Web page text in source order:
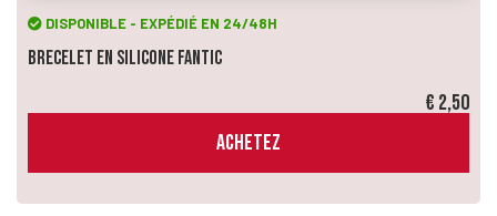
DISPONIBLE - EXPÉDIÉ EN 24/48H
Brecelet en Silicone Fantic
€ 2,50
ACHETEZ